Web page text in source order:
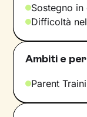
Sostegno
Difficoltà
Ambiti e
Parent